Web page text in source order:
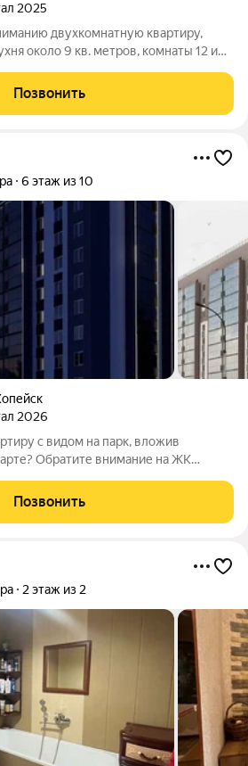
2025
двухкомнатную квартиру,
около 9 кв. метров, комнаты 12 и
предчистовая отделка: - входная
и
Позвонить
6 этаж из 10
2026
с видом на парк, вложив
Обратите внимание на ЖК
в Челябинск, а поблизости есть всё,
жизни:
Позвонить
2 этаж из 2